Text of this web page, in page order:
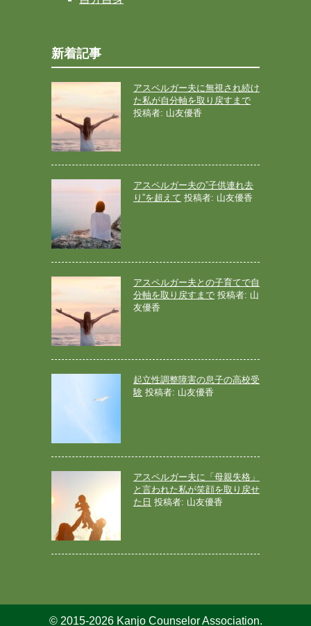
新着記事
アスペルガー夫に無視され続け
た私が自分軸を取り戻すまで
投稿者: 山友優香
アスペルガー夫の”子供連れ去
り”を超えて 投稿者: 山友優香
アスペルガー夫との子育てで自
分軸を取り戻すまで 投稿者: 山
友優香
起立性調整障害の息子の高校受
験 投稿者: 山友優香
アスペルガー夫に「母親失格」
と言われた私が笑顔を取り戻せ
た日 投稿者: 山友優香
© 2015-2026 Kanjo Counselor Association.